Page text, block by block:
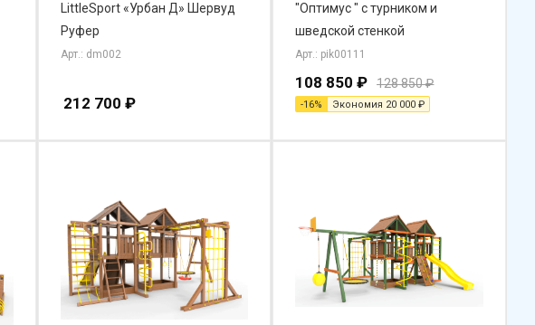
LittleSport «Урбан Д» Шервуд
Руфер
Арт.: dm002
212 700 ₽
"Оптимус " с турником и
шведской стенкой
Арт.: pik00111
108 850 ₽ 128 850₽
-16% Экономия 20 000 ₽